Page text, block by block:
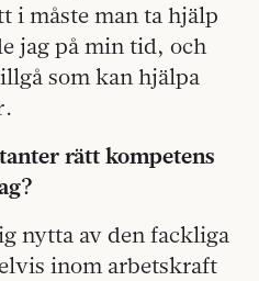
i måste man ta hjälp
jag på min tid, och
som kan hjälpa
rätt kompetens
nytta av den fackliga
inom arbetskraft